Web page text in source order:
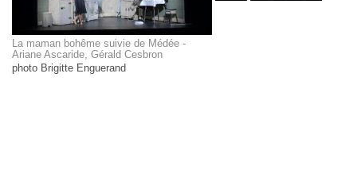
La maman bohême suivie de Médée -
Ariane Ascaride, Gérald Cesbron
photo Brigitte Enguerand